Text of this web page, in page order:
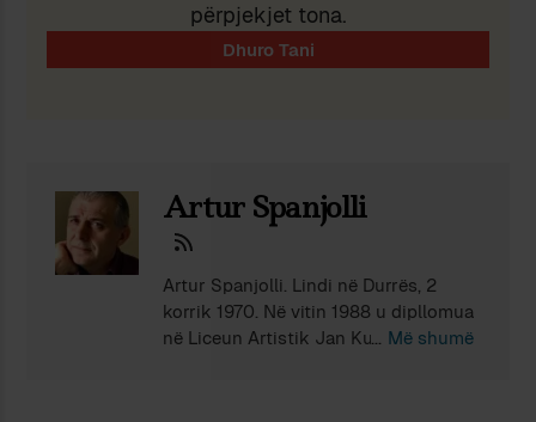
përpjekjet tona.
Artur Spanjolli
Artur Spanjolli. Lindi nё Durrёs, 2
korrik 1970. Nё vitin 1988 u dipllomua
nё Liceun Artistik Jan Kukuzeli nё
Më shumë